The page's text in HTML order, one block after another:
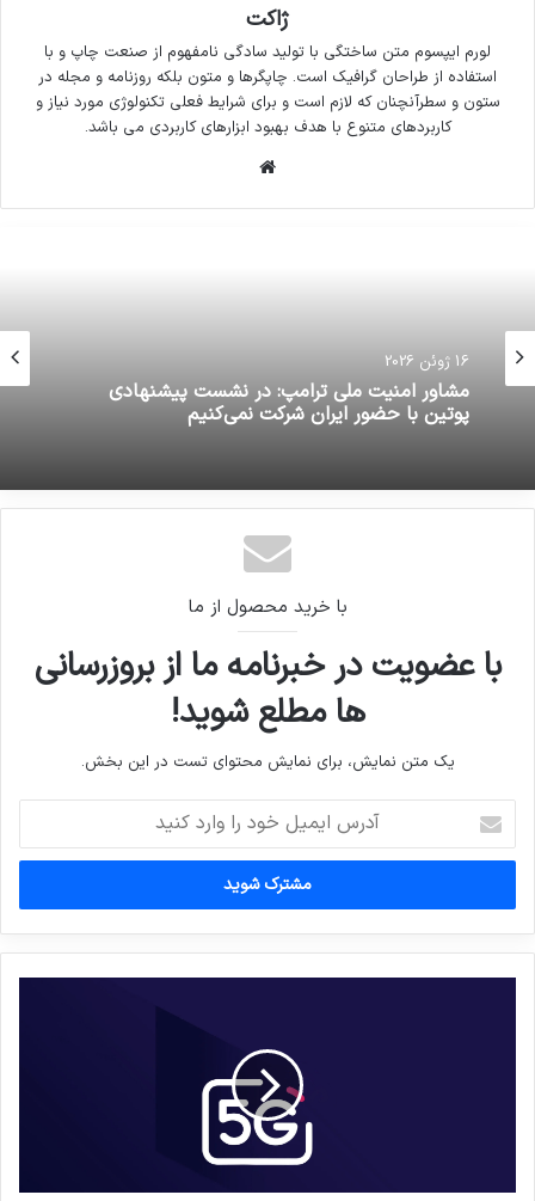
ژاکت
لورم ایپسوم متن ساختگی با تولید سادگی نامفهوم از صنعت چاپ و با
استفاده از طراحان گرافیک است. چاپگرها و متون بلکه روزنامه و مجله در
ستون و سطرآنچنان که لازم است و برای شرایط فعلی تکنولوژی مورد نیاز و
کاربردهای متنوع با هدف بهبود ابزارهای کاربردی می باشد.
16 ژوئن 2026
مشاور امنیت ملی ترامپ: در نشست پیشنهادی
پوتین با حضور ایران شرکت نمی‌کنیم
با خرید محصول از ما
با عضویت در خبرنامه ما از بروزرسانی
ها مطلع شوید!
یک متن نمایش، برای نمایش محتوای تست در این بخش.
ایمیل
خود
وارد
کنید